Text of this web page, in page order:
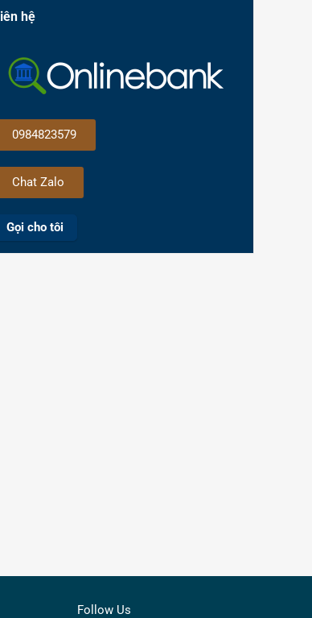
hệ
0984823579
Chat Zalo
Gọi cho tôi
Follow Us